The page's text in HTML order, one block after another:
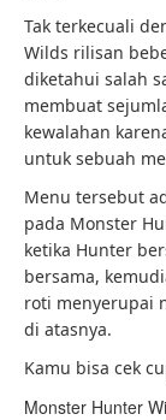
Tak terkecuali
Wilds rilisan
diketahui salah
membuat
kewalahan
untuk sebuah
Menu tersebut
pada Monster
ketika Hunter
bersama,
roti menyerupai
di atasnya.
Kamu bisa cek
Monster Hunter